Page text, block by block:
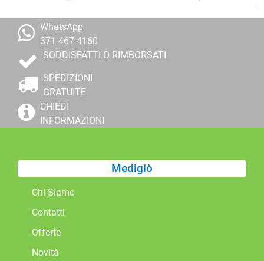
WhatsApp
371 467 4160
SODDISFATTI O RIMBORSATI
SPEDIZIONI
GRATUITE
CHIEDI
INFORMAZIONI
Medigiò
Chi Siamo
Contatti
Offerte
Novità